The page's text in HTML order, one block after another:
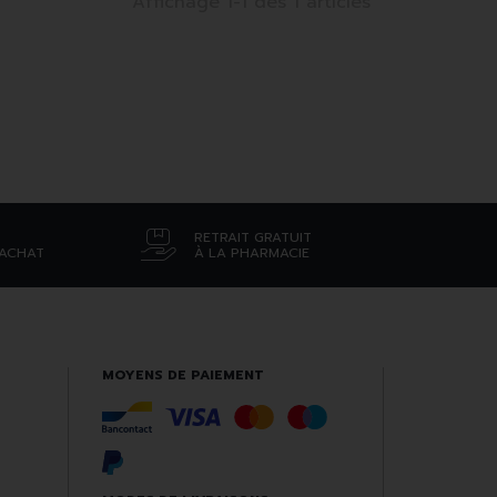
RETRAIT GRATUIT
À LA PHARMACIE
MOYENS DE PAIEMENT